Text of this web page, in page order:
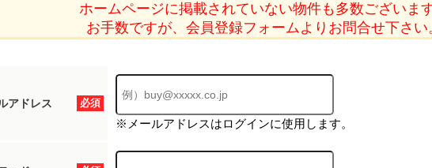
ホームページに掲載されていない物件も多数ございます
お手数ですが、会員登録フォームよりお問合せ下さい
必須
アドレス
※メールアドレスはログインに使用します。